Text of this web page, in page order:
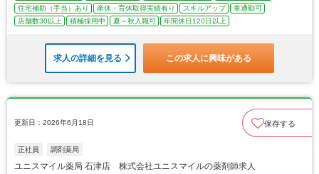
住宅補助（手当）あり
産休・育休取得実績有り スキルアップ
車通勤可
店舗数30以上
積極採用中 夏～秋入職可 年間休日120日以上
求人の詳細を見る この求人に興味がある
更新日：2026年6月18日 保存する
正社員 調剤薬局
ユニスマイル薬局 石津店 株式会社ユニスマイルの薬剤師求人